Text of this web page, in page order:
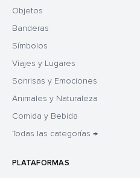
Objetos
Banderas
Símbolos
Viajes y Lugares
Sonrisas y Emociones
Animales y Naturaleza
Comida y Bebida
Todas las categorías →
PLATAFORMAS